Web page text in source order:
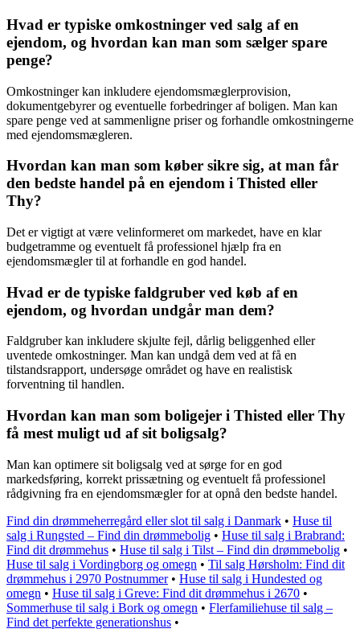
Hvad er typiske omkostninger ved salg af en
ejendom, og hvordan kan man som sælger spare
penge?
Omkostninger kan inkludere ejendomsmæglerprovision,
dokumentgebyrer og eventuelle forbedringer af boligen. Man kan
spare penge ved at sammenligne priser og forhandle omkostningerne
med ejendomsmægleren.
Hvordan kan man som køber sikre sig, at man får
den bedste handel på en ejendom i Thisted eller
Thy?
Det er vigtigt at være velinformeret om markedet, have en klar
budgetramme og eventuelt få professionel hjælp fra en
ejendomsmægler til at forhandle en god handel.
Hvad er de typiske faldgruber ved køb af en
ejendom, og hvordan undgår man dem?
Faldgruber kan inkludere skjulte fejl, dårlig beliggenhed eller
uventede omkostninger. Man kan undgå dem ved at få en
tilstandsrapport, undersøge området og have en realistisk
forventning til handlen.
Hvordan kan man som boligejer i Thisted eller Thy
få mest muligt ud af sit boligsalg?
Man kan optimere sit boligsalg ved at sørge for en god
markedsføring, korrekt prissætning og eventuelt få professionel
rådgivning fra en ejendomsmægler for at opnå den bedste handel.
Find din drømmeherregård eller slot til salg i Danmark • Huse til
salg i Rungsted – Find din drømmebolig • Huse til salg i Brabrand:
Find dit drømmehus • Huse til salg i Tilst – Find din drømmebolig •
Huse til salg i Vordingborg og omegn • Til salg Hørsholm: Find dit
drømmehus i 2970 Postnummer• Huse til salg i Hundested og
omegn • Huse til salg i Greve: Find dit drømmehus i 2670 •
Sommerhuse til salg i Bork og omegn • Flerfamiliehuse til salg –
Find det perfekte generationshus •